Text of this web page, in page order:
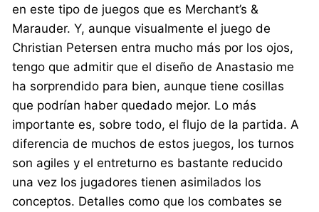
en este tipo de juegos que es Merchant’s &
Marauder. Y, aunque visualmente el juego de
Christian Petersen entra mucho más por los ojos,
tengo que admitir que el diseño de Anastasio me
ha sorprendido para bien, aunque tiene cosillas
que podrían haber quedado mejor. Lo más
importante es, sobre todo, el flujo de la partida. A
diferencia de muchos de estos juegos, los turnos
son agiles y el entreturno es bastante reducido
una vez los jugadores tienen asimilados los
conceptos. Detalles como que los combates se